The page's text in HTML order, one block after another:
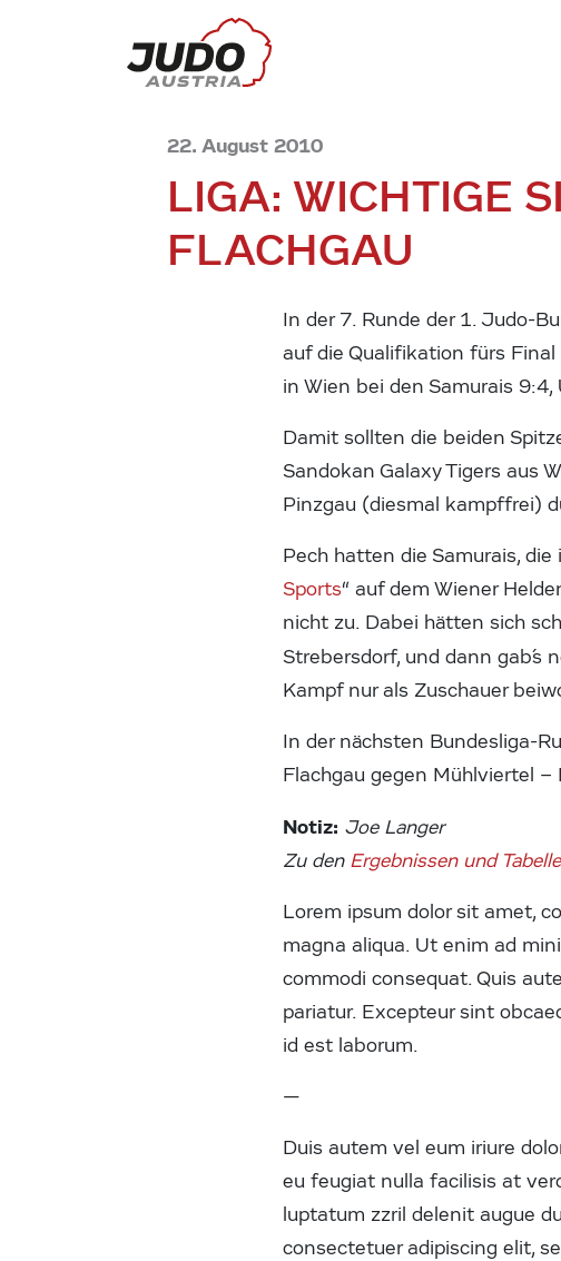
22. August 2010
LIGA: WICHTIGE
FLACHGAU
In der 7. Runde der 1. Judo-
auf die Qualifikation fürs
in Wien bei den Samurais
Damit sollten die beiden
Sandokan Galaxy Tigers aus
Pinzgau (diesmal kampffrei)
Pech hatten die Samurais,
Sports“ auf dem Wiener
nicht zu. Dabei hätten sich
Strebersdorf, und dann gab´s
Kampf nur als Zuschauer
In der nächsten Bundesliga-
Flachgau gegen Mühlviertel
Notiz: Joe Langer
Zu den Ergebnissen und
Lorem ipsum dolor sit amet,
magna aliqua. Ut enim ad
commodi consequat. Quis
pariatur. Excepteur sint
id est laborum.
—
Duis autem vel eum iriure
eu feugiat nulla facilisis at
luptatum zzril delenit augue
consectetuer adipiscing elit,